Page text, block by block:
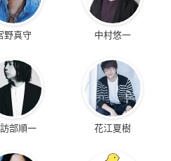
野真守 中村悠一
部順一 花江夏樹